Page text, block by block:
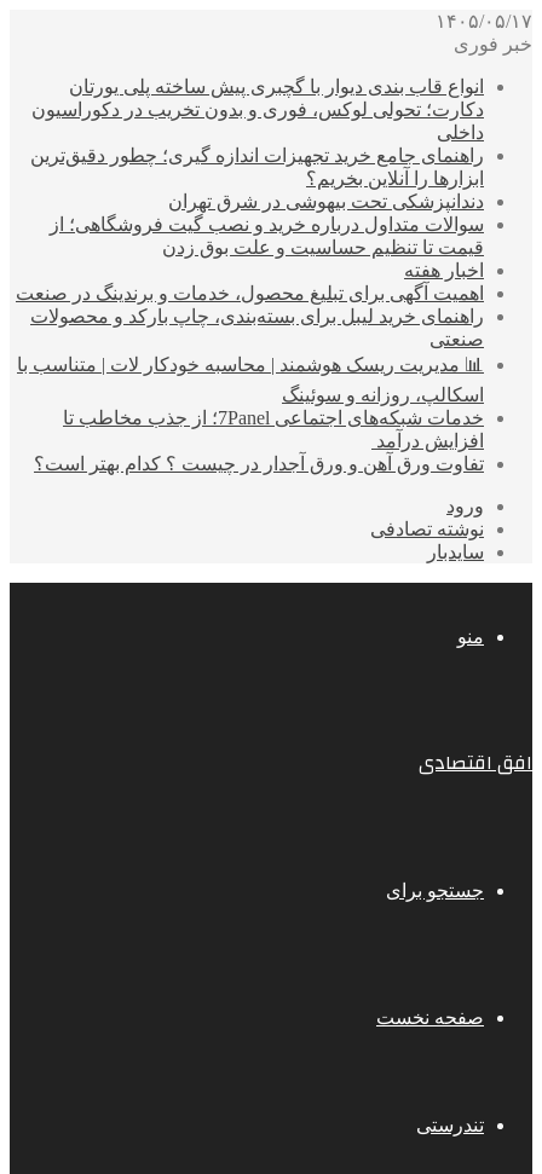
۱۴۰۵/۰۵/۱۷
خبر فوری
انواع قاب بندی دیوار با گچبری پیش ساخته پلی یورتان
دکارت؛ تحولی لوکس، فوری و بدون تخریب در دکوراسیون
داخلی
راهنمای جامع خرید تجهیزات اندازه گیری؛ چطور دقیق‌ترین
ابزارها را آنلاین بخریم؟
دندانپزشکی تحت بیهوشی در شرق تهران
سوالات متداول درباره خرید و نصب گیت فروشگاهی؛ از
قیمت تا تنظیم حساسیت و علت بوق زدن
اخبار هفته
اهمیت آگهی برای تبلیغ محصول، خدمات و برندینگ در صنعت
راهنمای خرید لیبل برای بسته‌بندی، چاپ بارکد و محصولات
صنعتی
📊 مدیریت ریسک هوشمند | محاسبه خودکار لات | متناسب با
اسکالپ، روزانه و سوئینگ
خدمات شبکه‌های اجتماعی 7Panel؛ از جذب مخاطب تا
افزایش درآمد
تفاوت ورق آهن و ورق آجدار در چیست ؟ کدام بهتر است؟
ورود
نوشته تصادفی
سایدبار
منو
افق اقتصادی
جستجو برای
صفحه نخست
تندرستی